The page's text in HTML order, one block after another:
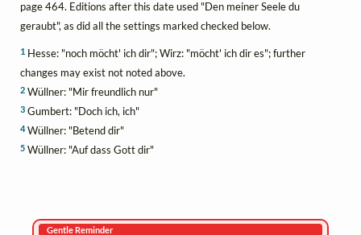
page 464. Editions after this date used "Den meiner Seele du
geraubt", as did all the settings marked checked below.
1Hesse: "noch möcht' ich dir"; Wirz: "möcht' ich dir es"; further
changes may exist not noted above.
2Wüllner: "Mir freundlich nur"
3Gumbert: "Doch ich, ich"
4Wüllner: "Betend dir"
5Wüllner: "Auf dass Gott dir"
Gentle Reminder